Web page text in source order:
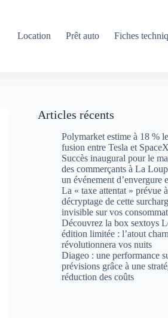
Location Prêt auto Fiches
Articles récents
Polymarket estime à 18 %
fusion entre Tesla et
Succès inaugural pour le
des commerçants à La
un événement d’envergure
La « taxe attentat » prévue
décryptage de cette
invisible sur vos
Découvrez la box sextoys
édition limitée : l’atout
révolutionnera vos nuits
Diageo : une performance
prévisions grâce à une
réduction des coûts